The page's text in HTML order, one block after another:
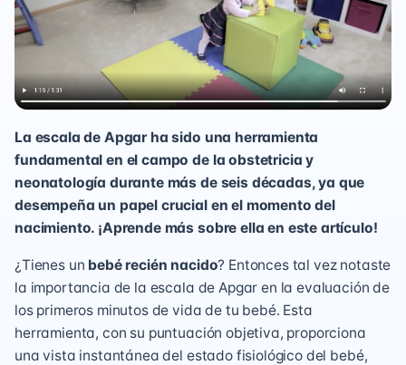
La escala de Apgar ha sido una herramienta
fundamental en el campo de la obstetricia y
neonatología durante más de seis décadas, ya que
desempeña un papel crucial en el momento del
nacimiento. ¡Aprende más sobre ella en este artículo!
¿Tienes un bebé recién nacido? Entonces tal vez notaste
la importancia de la escala de Apgar en la evaluación de
los primeros minutos de vida de tu bebé. Esta
herramienta, con su puntuación objetiva, proporciona
una vista instantánea del estado fisiológico del bebé,